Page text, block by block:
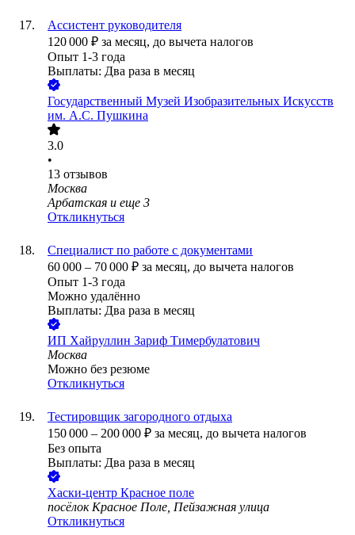
Ассистент руководителя
120 000 ₽ за месяц, до вычета налогов
Опыт 1-3 года
Выплаты: Два раза в месяц
Государственный Музей Изобразительных Искусств
им. А.С. Пушкина
3.0
•
13 отзывов
Москва
Арбатская и еще 3
Откликнуться
Специалист по работе с документами
60 000 – 70 000 ₽ за месяц, до вычета налогов
Опыт 1-3 года
Можно удалённо
Выплаты: Два раза в месяц
ИП Хайруллин Зариф Тимербулатович
Москва
Можно без резюме
Откликнуться
Тестировщик загородного отдыха
150 000 – 200 000 ₽ за месяц, до вычета налогов
Без опыта
Выплаты: Два раза в месяц
Хаски-центр Красное поле
посёлок Красное Поле, Пейзажная улица
Откликнуться